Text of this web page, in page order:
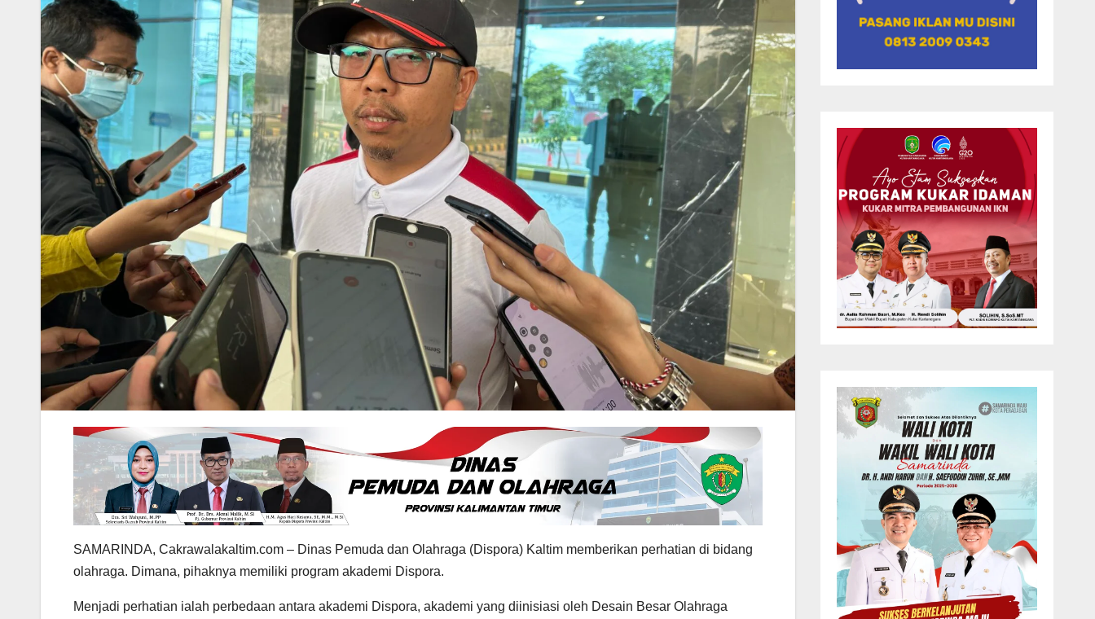
SAMARINDA, Cakrawalakaltim.com – Dinas Pemuda dan Olahraga (Dispora) Kaltim memberikan perhatian di bidang
olahraga. Dimana, pihaknya memiliki program akademi Dispora.
Menjadi perhatian ialah perbedaan antara akademi Dispora, akademi yang diinisiasi oleh Desain Besar Olahraga